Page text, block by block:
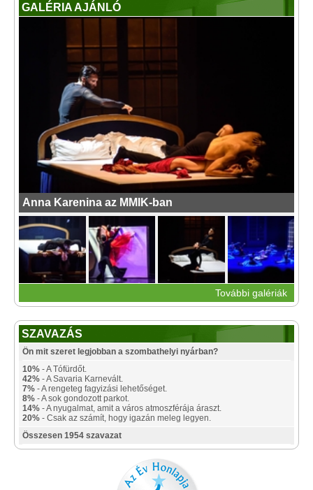
GALÉRIA AJÁNLÓ
Anna Karenina az MMIK-ban
További galériák
SZAVAZÁS
Ön mit szeret legjobban a szombathelyi nyárban?
10% - A Tófürdőt.
42% - A Savaria Karnevált.
7% - A rengeteg fagyizási lehetőséget.
8% - A sok gondozott parkot.
14% - A nyugalmat, amit a város atmoszférája áraszt.
20% - Csak az számít, hogy igazán meleg legyen.
Összesen 1954 szavazat